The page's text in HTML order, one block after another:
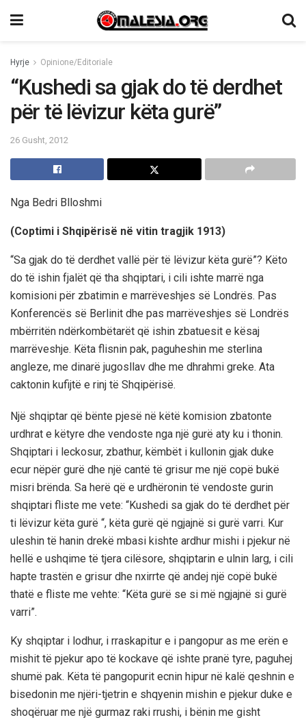
Hyrje Opinione/Editoriale
“Kushedi sa gjak do të derdhet
për të lëvizur këta gurë”
26 Gusht, 2012
Nga Bedri Blloshmi
(Coptimi i Shqipërisë në vitin tragjik 1913)
“Sa gjak do të derdhet vallë për të lëvizur këta gurë”? Këto
do të ishin fjalët që tha shqiptari, i cili ishte marrë nga
komisioni për zbatimin e marrëveshjes së Londrës. Pas
Konferencës së Berlinit dhe pas marrëveshjes së Londrës
mbërritën ndërkombëtarët që ishin zbatuesit e kësaj
marrëveshje. Këta flisnin pak, paguheshin me sterlina
angleze, me dinarë jugosllav dhe me dhrahmi greke. Ata
caktonin kufijtë e rinj të Shqipërisë.
Një shqiptar që bënte pjesë në këtë komision zbatonte
urdhrat e këtyre dhe vendoste nga një gurë aty ku i thonin.
Shqiptari i leckosur, zbathur, këmbët i kullonin gjak duke
ecur nëpër gurë dhe një cantë të grisur me një copë bukë
misri brënda. Sa herë që e urdhëronin të vendoste gurin
shqiptari fliste me vete: “Kushedi sa gjak do të derdhet për
ti lëvizur këta gurë “, këta gurë që ngjajnë si gurë varri. Kur
uleshin të hanin drekë mbasi kishte ardhur mishi i pjekur në
hellë e ushqime të tjera cilësore, shqiptarin e ulnin larg, i cili
hapte trastën e grisur dhe nxirrte që andej një copë bukë
thatë e fliste me vehte: “Këta gurë se si më ngjajnë si gurë
varri”.
Ky shqiptar i lodhur, i rraskapitur e i pangopur as me erën e
mishit të pjekur apo të kockave që ishte pranë tyre, paguhej
shumë pak. Këta të pangopurit ecnin hipur në kalë qeshnin e
bisedonin me njëri-tjetrin e shqyenin mishin e pjekur duke e
shoqëruar me një gurmaz raki rrushi, i bënin me gisht